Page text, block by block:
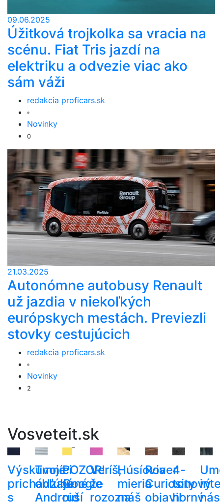
09.06.2025
Úžitková trojkolka sa vracia na
scénu. Fiat Tris jazdí na
elektriku a odvezie viac ako
sám váži
redakcia proficars.sk
Novinky
0
21.03.2025
Autonómne autobusy Renault
už jazdia v niekoľkých
európskych mestách. Previezli
stovky cestujúcich
redakcia proficars.sk
Novinky
2
Vosveteit.sk
Výskumníci
prichádzajú
s
Tvoje
obľúbené
Android
POZOR!
Google
ruší
Veríš,
že
rozoznáš
Húsíovia
mieria
na
Rover
Curiosity
objavil
4-
tonový
hornýnás